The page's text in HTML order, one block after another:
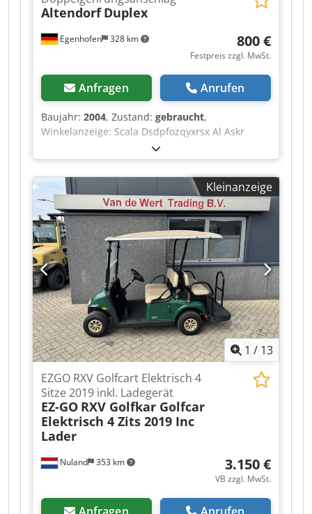
Egenhofen 328 km
Altendorf Duplex
800 €
Festpreis zzgl. MwSt.
Anfragen Anrufen
Baujahr: 2004, Zustand: gebraucht,
Winkelanzeige: Scala Dsdpfozqyxrsx Al Askr
Maßanzeige Ablängklappen: Scala
Kleinanzeige
1 / 13
Nuland 353 km
EZGO RXV Golfcart Elektrisch 4
Sitze 2019 inkl. Ladegerät
EZ-GO RXV Golfkar Golfcar
Elektrisch 4 Zits 2019 Inc
Lader
3.150 €
VB zzgl. MwSt.